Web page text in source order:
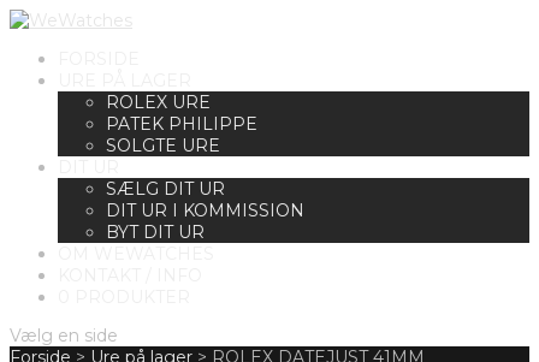
ROLEX URE
PATEK PHILIPPE
SOLGTE URE
SÆLG DIT UR
DIT UR I KOMMISSION
BYT DIT UR
Vælg en side
Forside > Ure på lager > ROLEX DATEJUST 41MM